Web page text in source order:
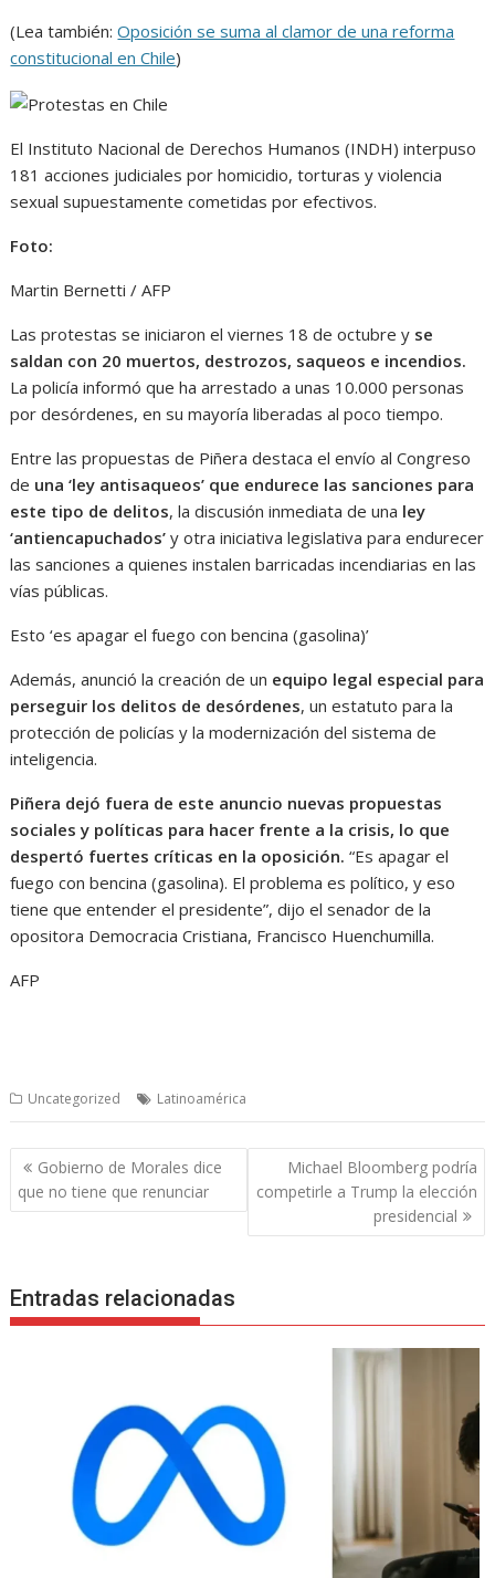
(Lea también:Oposición se suma al clamor de una reforma
constitucional en Chile)
El Instituto Nacional de Derechos Humanos (INDH) interpuso
181 acciones judiciales por homicidio, torturas y violencia
sexual supuestamente cometidas por efectivos.
Foto:
Martin Bernetti / AFP
Las protestas se iniciaron el viernes 18 de octubre y se
saldan con 20 muertos, destrozos, saqueos e incendios.
La policía informó que ha arrestado a unas 10.000 personas
por desórdenes, en su mayoría liberadas al poco tiempo.
Entre las propuestas de Piñera destaca el envío al Congreso
de una ‘ley antisaqueos’ que endurece las sanciones para
este tipo de delitos, la discusión inmediata de una ley
‘antiencapuchados’y otra iniciativa legislativa para endurecer
las sanciones a quienes instalen barricadas incendiarias en las
vías públicas.
Esto ‘es apagar el fuego con bencina (gasolina)’
Además, anunció la creación de un equipo legal especial para
perseguir los delitos de desórdenes, un estatuto para la
protección de policías y la modernización del sistema de
inteligencia.
Piñera dejó fuera de este anuncio nuevas propuestas
sociales y políticas para hacer frente a la crisis, lo que
despertó fuertes críticas en la oposición.“Es apagar el
fuego con bencina (gasolina). El problema es político, y eso
tiene que entender el presidente”, dijo el senador de la
opositora Democracia Cristiana, Francisco Huenchumilla.
AFP
Uncategorized Latinoamérica
Navegación
de
entradas
Gobierno de Morales dice
que no tiene que renunciar
Michael Bloomberg podría
competirle a Trump la elección
presidencial
Entradas relacionadas